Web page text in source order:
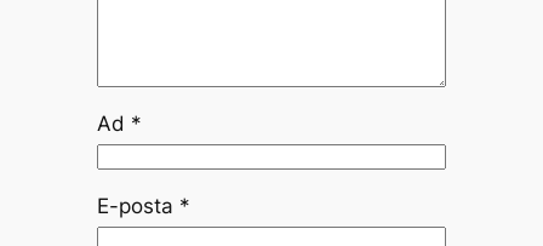
Ad *
E-posta *